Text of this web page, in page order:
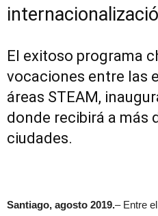
El exitoso programa
vocaciones entre las
áreas STEAM,
donde recibirá a más
ciudades.
Santiago, agosto 2019.– Entre